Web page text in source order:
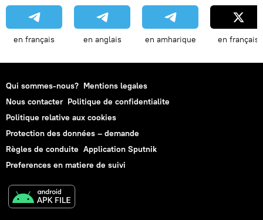
en français en anglais en amharique en français
Qui sommes-nous? Mentions legales
Nous contacter Politique de confidentialite
Politique relative aux cookies
Protection des données – demande
Règles de conduite Application Sputnik
Preferences en matiere de suivi